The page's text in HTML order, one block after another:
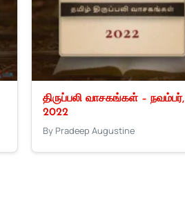
திருப்பலி வாசகங்கள் – நவம்பர்,
2022
By Pradeep Augustine